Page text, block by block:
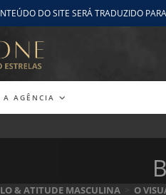
DO SITE SERÁ TRADUZIDO
A AGÊNCIA
& ATITUDE MASCULINA O